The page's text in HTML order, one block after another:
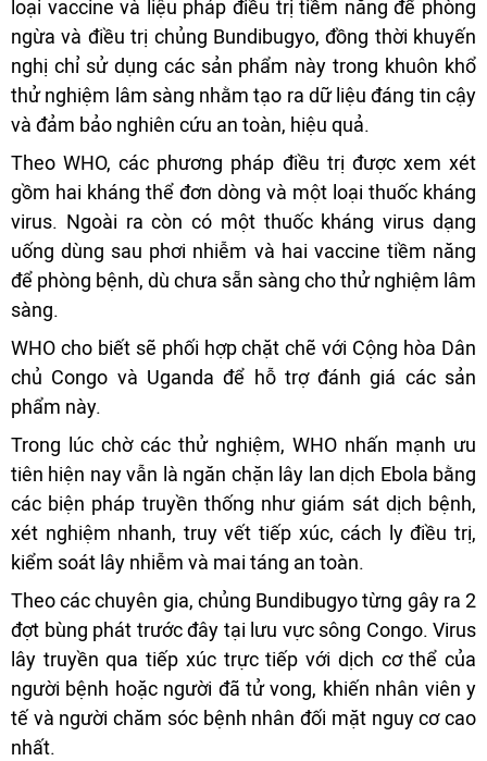
loại vaccine và liệu pháp điều trị tiềm năng để phòng
ngừa và điều trị chủng Bundibugyo, đồng thời khuyến
nghị chỉ sử dụng các sản phẩm này trong khuôn khổ
thử nghiệm lâm sàng nhằm tạo ra dữ liệu đáng tin cậy
và đảm bảo nghiên cứu an toàn, hiệu quả.
Theo WHO, các phương pháp điều trị được xem xét
gồm hai kháng thể đơn dòng và một loại thuốc kháng
virus. Ngoài ra còn có một thuốc kháng virus dạng
uống dùng sau phơi nhiễm và hai vaccine tiềm năng
để phòng bệnh, dù chưa sẵn sàng cho thử nghiệm lâm
sàng.
WHO cho biết sẽ phối hợp chặt chẽ với Cộng hòa Dân
chủ Congo và Uganda để hỗ trợ đánh giá các sản
phẩm này.
Trong lúc chờ các thử nghiệm, WHO nhấn mạnh ưu
tiên hiện nay vẫn là ngăn chặn lây lan dịch Ebola bằng
các biện pháp truyền thống như giám sát dịch bệnh,
xét nghiệm nhanh, truy vết tiếp xúc, cách ly điều trị,
kiểm soát lây nhiễm và mai táng an toàn.
Theo các chuyên gia, chủng Bundibugyo từng gây ra 2
đợt bùng phát trước đây tại lưu vực sông Congo. Virus
lây truyền qua tiếp xúc trực tiếp với dịch cơ thể của
người bệnh hoặc người đã tử vong, khiến nhân viên y
tế và người chăm sóc bệnh nhân đối mặt nguy cơ cao
nhất.